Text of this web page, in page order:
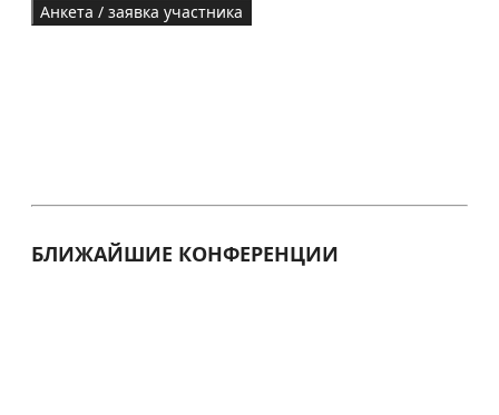
Анкета / заявка участника
БЛИЖАЙШИЕ КОНФЕРЕНЦИИ